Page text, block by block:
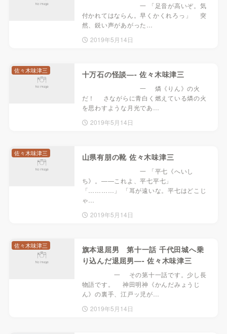
一 「足音が高いぞ。気
付かれてはならん。早くかくれろっ」 突
然、鋭い声があがった…
2019年5月14日
十万石の怪談—- 佐々木味津三
一 燐《りん》の火
だ！ さながらに青白く燃えている燐の火
を思わすような月光であ…
2019年5月14日
佐々木味津三
山県有朋の靴 佐々木味津三
一 「平七《へいし
ち》。――これよ、平七平七」
「…………」 「耳が遠いな。平七はどこじ
ゃ…
2019年5月14日
佐々木味津三
旗本退屈男 第十一話 千代田城へ乗
り込んだ退屈男—- 佐々木味津三
一 その第十一話です。少し長
物語です。 神田明神《かんだみょうじ
ん》の裏手、江戸ッ児が…
2019年5月14日
佐々木味津三